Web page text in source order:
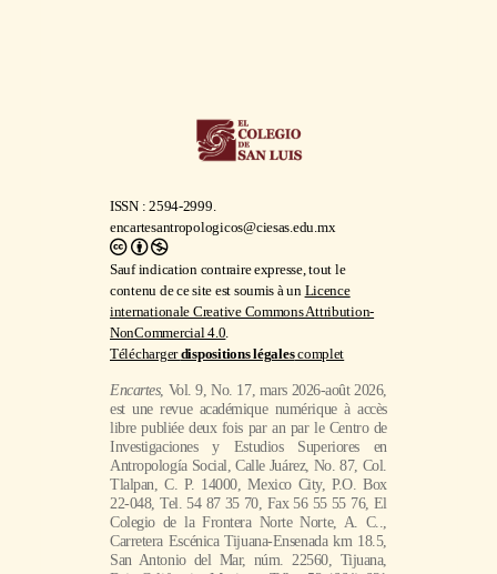
ISSN : 2594-2999.
encartesantropologicos@ciesas.edu.mx
Sauf indication contraire expresse, tout le
contenu de ce site est soumis à un Licence
internationale Creative Commons Attribution-
NonCommercial 4.0.
Téléchargerdispositions légalescomplet
Encartes, Vol. 9, No. 17, mars 2026-août 2026,
est une revue académique numérique à accès
libre publiée deux fois par an par le Centro de
Investigaciones y Estudios Superiores en
Antropología Social, Calle Juárez, No. 87, Col.
Tlalpan, C. P. 14000, Mexico City, P.O. Box
22-048, Tel. 54 87 35 70, Fax 56 55 55 76, El
Colegio de la Frontera Norte Norte, A. C..,
Carretera Escénica Tijuana-Ensenada km 18.5,
San Antonio del Mar, núm. 22560, Tijuana,